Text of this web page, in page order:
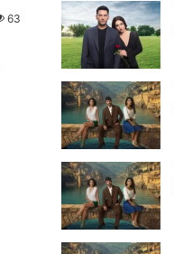
63